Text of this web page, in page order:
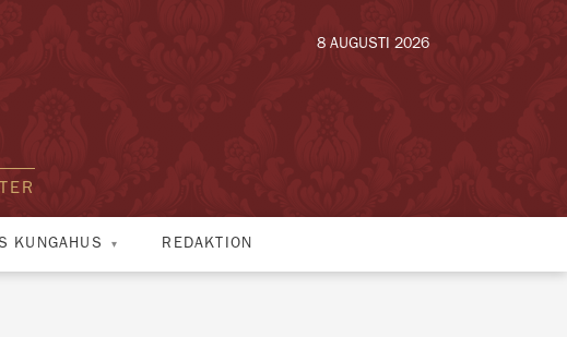
8 AUGUSTI 2026
KUNGAHUS REDAKTION